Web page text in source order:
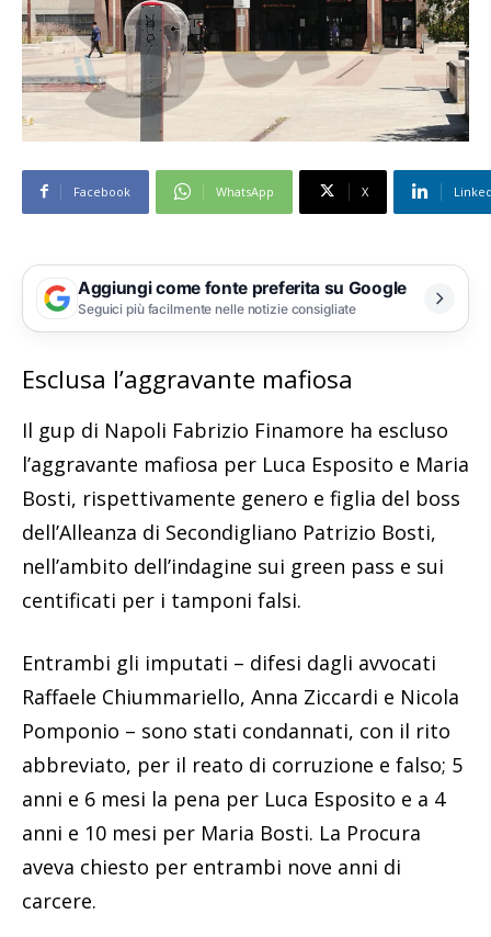
Facebook WhatsApp X
Aggiungi come fonte preferita su Google
Seguici più facilmente nelle notizie consigliate
Esclusa l’aggravante mafiosa
Il gup di Napoli Fabrizio Finamore ha escluso
l’aggravante mafiosa per Luca Esposito e Maria
Bosti, rispettivamente genero e figlia del boss
dell’Alleanza di Secondigliano Patrizio Bosti,
nell’ambito dell’indagine sui green pass e sui
centificati per i tamponi falsi.
Entrambi gli imputati – difesi dagli avvocati
Raffaele Chiummariello, Anna Ziccardi e Nicola
Pomponio – sono stati condannati, con il rito
abbreviato, per il reato di corruzione e falso; 5
anni e 6 mesi la pena per Luca Esposito e a 4
anni e 10 mesi per Maria Bosti. La Procura
aveva chiesto per entrambi nove anni di
carcere.